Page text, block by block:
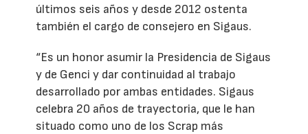
últimos seis años y desde 2012 ostenta
también el cargo de consejero en Sigaus.
“Es un honor asumir la Presidencia de Sigaus
y de Genci y dar continuidad al trabajo
desarrollado por ambas entidades. Sigaus
celebra 20 años de trayectoria, que le han
situado como uno de los Scrap más